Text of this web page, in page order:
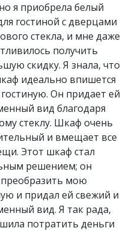
я приобрела белый
гостиной с дверцами
стекла, и мне даже
получить
скидку. Я знала, что
идеально впишется
Он придает ей
вид благодаря
стеклу. Шкаф очень
и вмещает все
Этот шкаф стал
решением; он
мою
и придал ей свежий и
вид. Я так рада,
потратить деньги